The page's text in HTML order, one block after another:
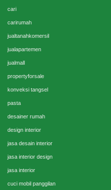
cari
carirumah
jualtanahkomersil
jualapartemen
jualmall
propertyforsale
konveksi tangsel
pasta
desainer rumah
design interior
jasa desain interior
jasa interior design
jasa interior
cuci mobil panggilan